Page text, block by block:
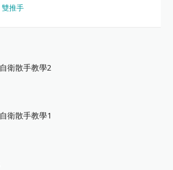
雙推手
衛散手教學2
衛散手教學1